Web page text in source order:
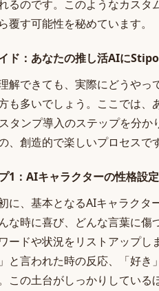
るのです。このようなカスタ
覆す可能性を秘めています。
ド：あなたの推し活AIに
解できても、実際にどうやっ
も多いでしょう。ここでは、
タンプ導入のステップを分か
、創造的で楽しいプロセスです
1：AIキャラクターの性格設
に、基本となるAIキャラクタ
な時に喜び、どんな言葉に傷
ードや状況をリストアップし
」と言われた時の反応、「好
この土台がしっかりしている